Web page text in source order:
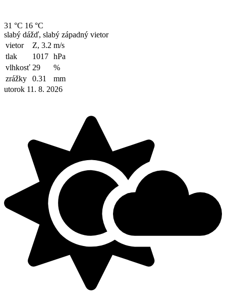
31 °C 16 °C
slabý dážď, slabý západný vietor
vietor
Z, 3.2 m/s
tlak
1017 hPa
vlhkosť 29
%
zrážky
0.31
mm
utorok 11. 8. 2026